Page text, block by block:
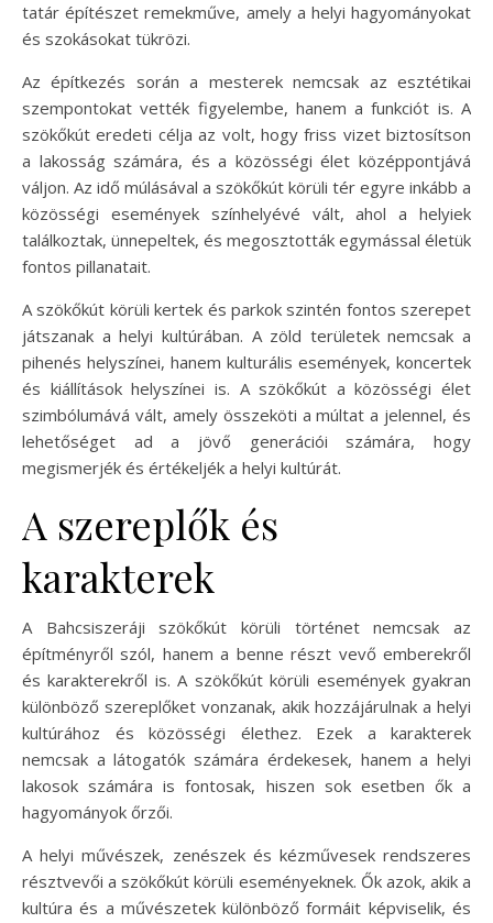
tatár építészet remekműve, amely a helyi hagyományokat
és szokásokat tükrözi.
Az építkezés során a mesterek nemcsak az esztétikai
szempontokat vették figyelembe, hanem a funkciót is. A
szökőkút eredeti célja az volt, hogy friss vizet biztosítson
a lakosság számára, és a közösségi élet középpontjává
váljon. Az idő múlásával a szökőkút körüli tér egyre inkább a
közösségi események színhelyévé vált, ahol a helyiek
találkoztak, ünnepeltek, és megosztották egymással életük
fontos pillanatait.
A szökőkút körüli kertek és parkok szintén fontos szerepet
játszanak a helyi kultúrában. A zöld területek nemcsak a
pihenés helyszínei, hanem kulturális események, koncertek
és kiállítások helyszínei is. A szökőkút a közösségi élet
szimbólumává vált, amely összeköti a múltat a jelennel, és
lehetőséget ad a jövő generációi számára, hogy
megismerjék és értékeljék a helyi kultúrát.
A szereplők és
karakterek
A Bahcsiszeráji szökőkút körüli történet nemcsak az
építményről szól, hanem a benne részt vevő emberekről
és karakterekről is. A szökőkút körüli események gyakran
különböző szereplőket vonzanak, akik hozzájárulnak a helyi
kultúrához és közösségi élethez. Ezek a karakterek
nemcsak a látogatók számára érdekesek, hanem a helyi
lakosok számára is fontosak, hiszen sok esetben ők a
hagyományok őrzői.
A helyi művészek, zenészek és kézművesek rendszeres
résztvevői a szökőkút körüli eseményeknek. Ők azok, akik a
kultúra és a művészetek különböző formáit képviselik, és